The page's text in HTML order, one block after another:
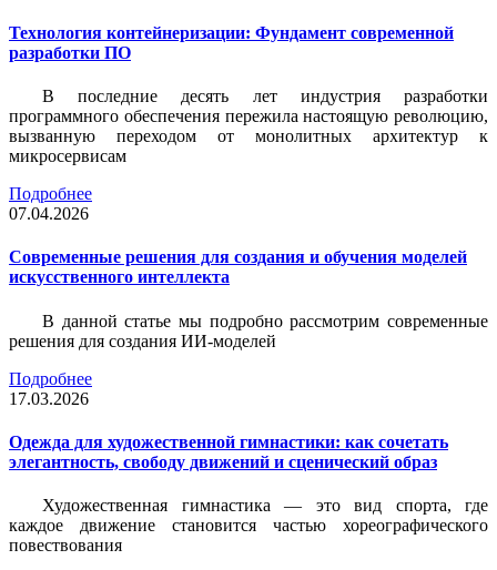
Технология контейнеризации: Фундамент современной
разработки ПО
В последние десять лет индустрия разработки
программного обеспечения пережила настоящую революцию,
вызванную переходом от монолитных архитектур к
микросервисам
Подробнее
07.04.2026
Современные решения для создания и обучения моделей
искусственного интеллекта
В данной статье мы подробно рассмотрим современные
решения для создания ИИ-моделей
Подробнее
17.03.2026
Одежда для художественной гимнастики: как сочетать
элегантность, свободу движений и сценический образ
Художественная гимнастика — это вид спорта, где
каждое движение становится частью хореографического
повествования